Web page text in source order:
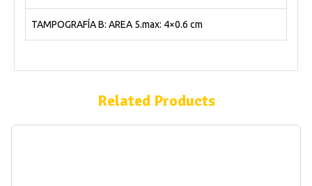
TAMPOGRAFÍA B: AREA 5.max: 4×0.6 cm
Related Products